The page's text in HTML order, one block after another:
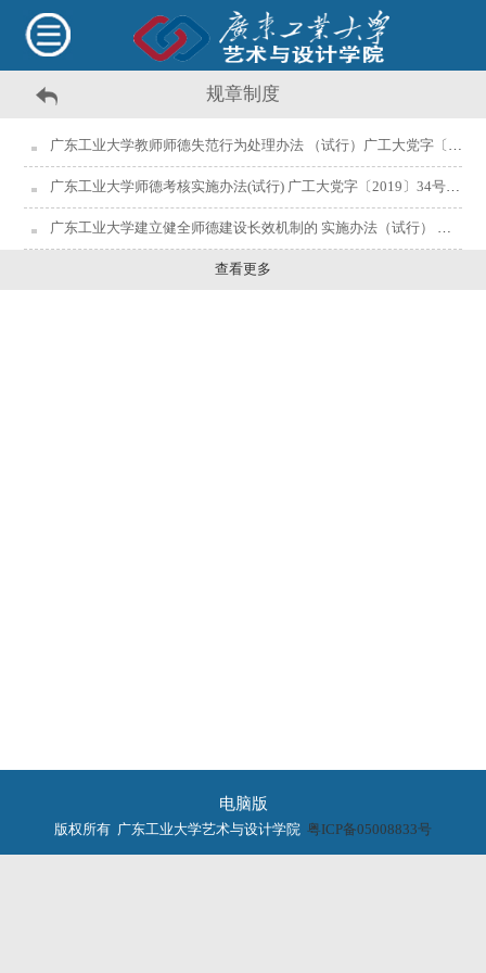
规章制度
广东工业大学教师师德失范行为处理办法 （试行）广工大党字〔2019〕33号附件
广东工业大学师德考核实施办法(试行) 广工大党字〔2019〕34号附件
广东工业大学建立健全师德建设长效机制的 实施办法（试行） 广工大规字〔2016〕14号附件
查看更多
电脑版
版权所有 广东工业大学艺术与设计学院 粤ICP备05008833号